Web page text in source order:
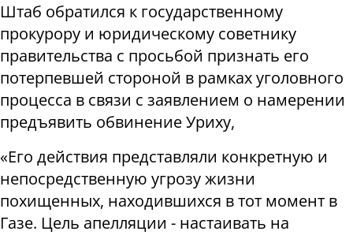
Штаб обратился к государственному
прокурору и юридическому советнику
правительства с просьбой признать его
потерпевшей стороной в рамках уголовного
процесса в связи с заявлением о намерении
предъявить обвинение Уриху,
«Его действия представляли конкретную и
непосредственную угрозу жизни
похищенных, находившихся в тот момент в
Газе. Цель апелляции - настаивать на